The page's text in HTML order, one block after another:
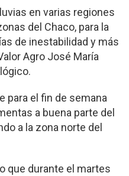
en varias regiones
del Chaco, para la
de inestabilidad y más
Agro José María
para el fin de semana
a buena parte del
a la zona norte del
que durante el martes